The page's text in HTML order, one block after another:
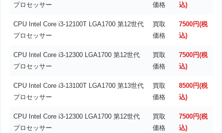
プロセッサー
価格
込)
CPU Intel Core i3-12100T LGA1700 第12世代
プロセッサー
買取
価格
7500円(税
込)
CPU Intel Core i3-12300 LGA1700 第12世代
プロセッサー
買取
価格
7500円(税
込)
CPU Intel Core i3-13100T LGA1700 第13世代
プロセッサー
買取
価格
8500円(税
込)
CPU Intel Core i3-12300 LGA1700 第12世代
プロセッサー
買取
価格
7500円(税
込)